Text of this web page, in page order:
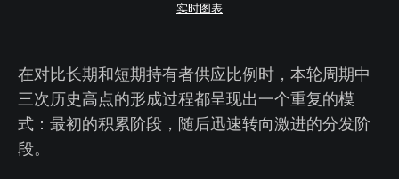
实时图表
在对比长期和短期持有者供应比例时，本轮周期中
三次历史高点的形成过程都呈现出一个重复的模
式：最初的积累阶段，随后迅速转向激进的分发阶
段。